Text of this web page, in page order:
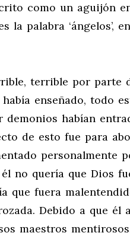
como un aguijón
la palabra ‘ángelos’,
terrible por parte
enseñado, todo
habían
de esto fue para
personalmente
no quería que Dios
que fuera
Debido a que él
maestros